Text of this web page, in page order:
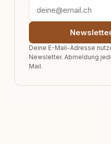
Deine E-Mail-Adresse
Newsletter. Abmeldung
Mail.